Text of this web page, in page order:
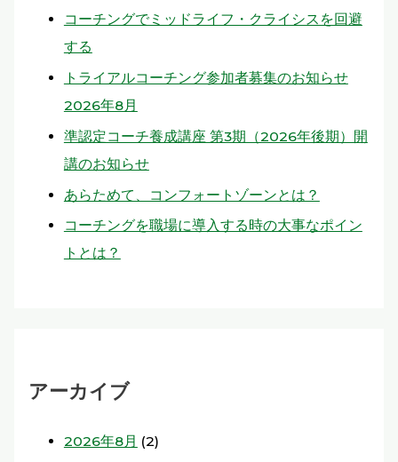
コーチングでミッドライフ・クライシスを回避
する
トライアルコーチング参加者募集のお知らせ
2026年8月
準認定コーチ養成講座 第3期（2026年後期）開
講のお知らせ
あらためて、コンフォートゾーンとは？
コーチングを職場に導入する時の大事なポイン
トとは？
アーカイブ
2026年8月 (2)